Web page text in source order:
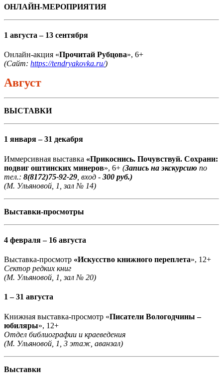
ОНЛАЙН-МЕРОПРИЯТИЯ
1 августа – 13 сентября
Онлайн-акция «Прочитай Рубцова», 6+
(Сайт: https://tendryakovka.ru/)
Август
ВЫСТАВКИ
1 января – 31 декабря
Иммерсивная выставка «Прикоснись. Почувствуй. Сохрани:
подвиг оштинских минеров», 6+ (Запись на экскурсию по
тел.: 8(8172)75-92-29 , вход - 300 руб.)
(М. Ульяновой, 1, зал № 14)
Выставки-просмотры
4 февраля – 16 августа
Выставка-просмотр «Искусство книжного переплета», 12+
Сектор редких книг
(М. Ульяновой, 1, зал № 20)
1 – 31 августа
Книжная выставка-просмотр «Писатели Вологодчины –
юбиляры», 12+
Отдел библиографии и краеведения
(М. Ульяновой, 1, 3 этаж, аванзал)
Выставки